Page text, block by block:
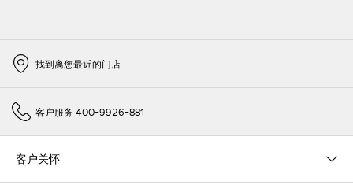
找到离您最近的门店
客户服务 400-9926-881
客户关怀